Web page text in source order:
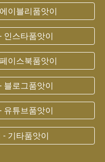
이블리품앗이
스타품앗이
이스북품앗이
로그품앗이
튜브품앗이
기타품앗이